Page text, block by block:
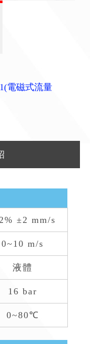
電磁式流量
±2 mm/s
0~10 m/s
液體
16 bar
0~80℃